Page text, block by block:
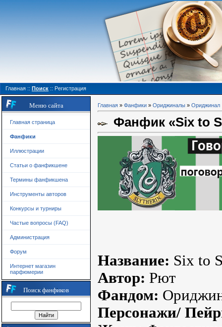
Главная :: Поиск :: Регистрация
Меню сайта
Главная страница
Фанфики
Иллюстрации
Статьи о фанфикшене
Термины фанфикшена
Инструменты авторов
Конкурсы и турниры
Частые вопросы (FAQ)
Администрация
Форум
Интернет магазин
парфюмерии
Поиск фанфиков
Главная » Фанфики » Ориджиналы » Ориджинал
Фанфик «Six to
Название: Six to
Автор: Рют
Фандом:
Персонажи/